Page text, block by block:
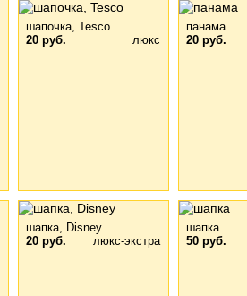
шапочка, Tesco
люкс
20 руб.
панама
20 руб.
шапка, Disney
люкс-экстра
20 руб.
шапка
50 руб.